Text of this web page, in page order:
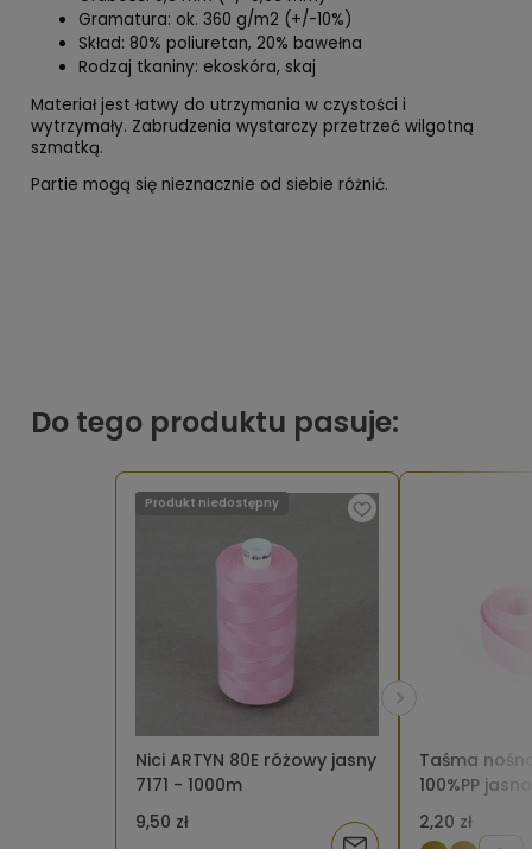
Gramatura: ok. 360 g/m2 (+/-10%)
Skład: 80% poliuretan, 20% bawełna
Rodzaj tkaniny: ekoskóra, skaj
Materiał jest łatwy do utrzymania w czystości i
wytrzymały. Zabrudzenia wystarczy przetrzeć wilgotną
szmatką.
Partie mogą się nieznacznie od siebie różnić.
Do tego produktu pasuje:
Nici ARTYN 80E różowy jasny
7171 - 1000m
9,50 zł
Produkt niedostępny
Taśma
100%PP
2,20 zł